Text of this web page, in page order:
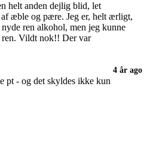
helt anden dejlig blid, let
æble og pære. Jeg er, helt ærligt,
ren alkohol, men jeg kunne
ren. Vildt nok!! Der var
4 år ago
pt - og det skyldes ikke kun